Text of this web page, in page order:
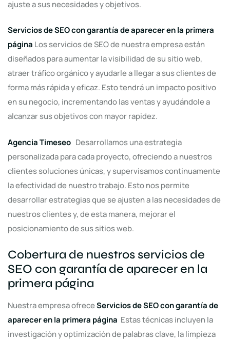
ajuste a sus necesidades y objetivos.
Servicios de SEO con garantía de aparecer en la primera
página Los servicios de SEO de nuestra empresa están
diseñados para aumentar la visibilidad de su sitio web,
atraer tráfico orgánico y ayudarle a llegar a sus clientes de
forma más rápida y eficaz. Esto tendrá un impacto positivo
en su negocio, incrementando las ventas y ayudándole a
alcanzar sus objetivos con mayor rapidez.
Agencia Timeseo Desarrollamos una estrategia
personalizada para cada proyecto, ofreciendo a nuestros
clientes soluciones únicas, y supervisamos continuamente
la efectividad de nuestro trabajo. Esto nos permite
desarrollar estrategias que se ajusten a las necesidades de
nuestros clientes y, de esta manera, mejorar el
posicionamiento de sus sitios web.
Cobertura de nuestros servicios de
SEO con garantía de aparecer en la
primera página
Nuestra empresa ofreceServicios de SEO con garantía de
aparecer en la primera página Estas técnicas incluyen la
investigación y optimización de palabras clave, la limpieza